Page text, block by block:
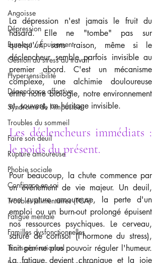
Angoisse
Dépression
Burn-out / Épuisement
Gestion du stress au travail
Hypersensibilité
Dépendance affective
Syndrome de l'imposteur
Troubles du sommeil
Faire son deuil
Rupture amoureuse
Phobie sociale
Confiance en soi
Troubles alimentaires (TCA)
Fatigue mentale
Familles dysfonctionnelles
Transgénérationnel
La dépression n'est jamais le fruit du
hasard. Elle ne "tombe" pas sur
quelqu'un sans raison, même si le
déclencheur semble parfois invisible au
premier abord. C'est un mécanisme
complexe, une alchimie douloureuse
entre notre biologie, notre environnement
et, souvent, un héritage invisible.
Les déclencheurs immédiats :
le poids du présent.
Pour beaucoup, la chute commence par
un événement de vie majeur. Un deuil,
une rupture amoureuse, la perte d'un
emploi ou un burn-out prolongé épuisent
nos ressources psychiques. Le cerveau,
saturé de cortisol (l'hormone du stress),
finit par ne plus pouvoir réguler l'humeur.
La fatigue devient chronique et la joie